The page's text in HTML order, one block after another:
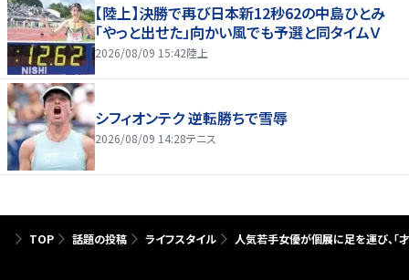
【陸上】決勝で再び日本新12秒62の中島ひとみ
「やっと出せた」向かい風でも予選と同タイムＶ
2026/08/09 15:42陸上
シフィオンテク 逆転勝ちで雪辱
2026/08/09 14:28テニス
TOP 話題の投稿 ライフスタイル 人気若手女優が個展に足を運び、「